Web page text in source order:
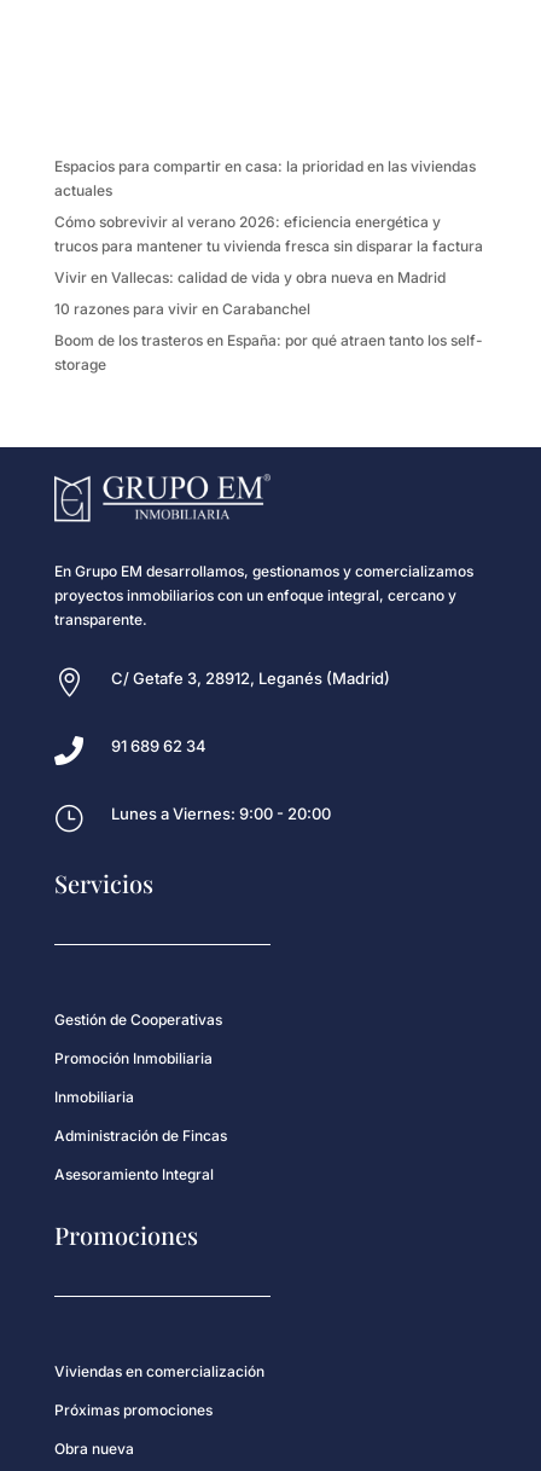
k
i
Espacios para compartir en casa: la prioridad en las viviendas
actuales
Cómo sobrevivir al verano 2026: eficiencia energética y
trucos para mantener tu vivienda fresca sin disparar la factura
Vivir en Vallecas: calidad de vida y obra nueva en Madrid
10 razones para vivir en Carabanchel
Boom de los trasteros en España: por qué atraen tanto los self-
storage
En Grupo EM desarrollamos, gestionamos y comercializamos
proyectos inmobiliarios con un enfoque integral, cercano y
transparente.
 C/ Getafe 3, 28912, Leganés (Madrid)
 91 689 62 34
} Lunes a Viernes: 9:00 - 20:00
Servicios
Gestión de Cooperativas
Promoción Inmobiliaria
Inmobiliaria
Administración de Fincas
Asesoramiento Integral
Promociones
Viviendas en comercialización
Próximas promociones
Obra nueva